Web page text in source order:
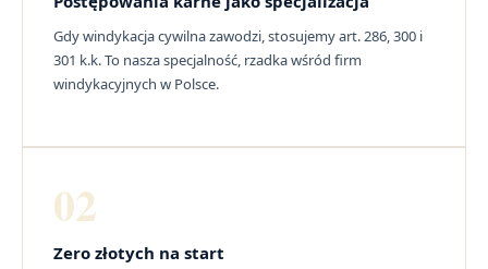
Gdy windykacja cywilna zawodzi, stosujemy art. 286, 300 i
301 k.k. To nasza specjalność, rzadka wśród firm
windykacyjnych w Polsce.
02
Zero złotych na start